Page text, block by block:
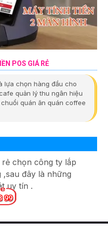
POS GIÁ RẺ
lựa chọn hàng đầu cho
quản lý thu ngân hiệu
quán ăn quán coffee
rẻ chọn công ty lắp
,sau đây là những
uy tín .